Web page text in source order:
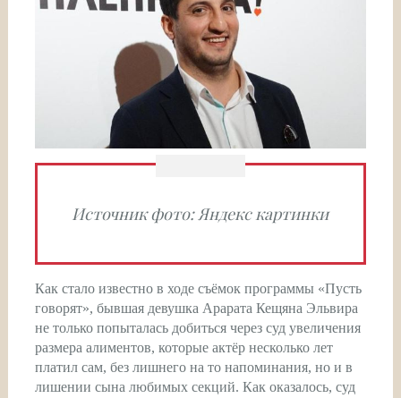
Источник фото: Яндекс картинки
Как стало известно в ходе съёмок программы «Пусть
говорят», бывшая девушка Арарата Кещяна Эльвира
не только попыталась добиться через суд увеличения
размера алиментов, которые актёр несколько лет
платил сам, без лишнего на то напоминания, но и в
лишении сына любимых секций. Как оказалось, суд